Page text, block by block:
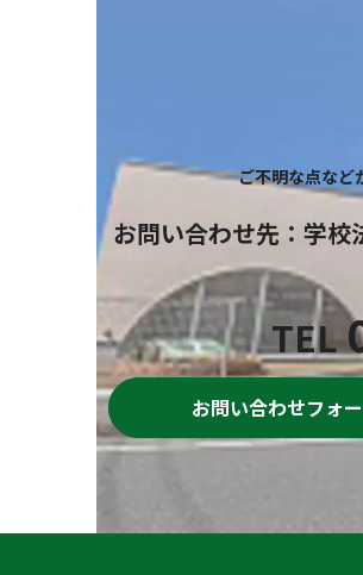
ご不明な点など
お問い合わせ先 ： 学校
TEL
お問い合わせフォ